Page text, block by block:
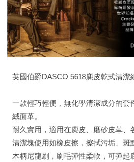
英國伯爵DASCO 5618麂皮乾式清潔
一款輕巧輕便，無化學清潔成分的套
絨面革。
耐久實用，適用在麂皮、磨砂皮革、
清潔塊使用如橡皮擦，擦拭污垢、斑
木柄尼龍刷，刷毛彈性柔軟，可彈起